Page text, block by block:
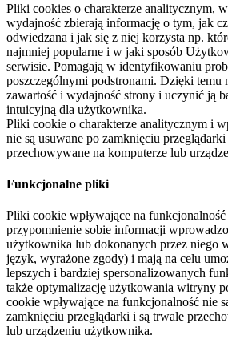
Pliki cookies o charakterze analitycznym,
wydajność zbierają informację o tym, jak
odwiedzana i jak się z niej korzysta np.
najmniej popularne i w jaki sposób
serwisie. Pomagają w identyfikowaniu
poszczególnymi podstronami. Dzięki temu
zawartość i wydajność strony i uczynić ją
intuicyjną dla użytkownika.
Pliki cookie o charakterze analitycznym i
nie są usuwane po zamknięciu
przechowywane na komputerze lub
Funkcjonalne pliki
Pliki cookie wpływające na
przypomnienie sobie informacji
użytkownika lub dokonanych przez niego
język, wyrażone zgody) i mają na celu
lepszych i bardziej spersonalizowanych
także optymalizację użytkowania witryny
cookie wpływające na funkcjonalność nie
zamknięciu przeglądarki i są trwale
lub urządzeniu użytkownika.